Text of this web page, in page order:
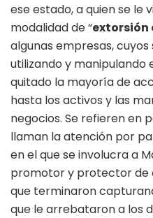
ese estado, a quien se le
modalidad de “
algunas empresas,
utilizando y manipulando
quitado la mayoría de
hasta los activos y las
negocios. Se refieren en
llaman la atención por
en el que se involucra a
promotor y protector de
que terminaron
que le arrebataron a los